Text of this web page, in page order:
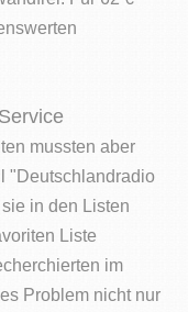
mussten aber
"Deutschlandradio
in den Listen
Liste
im
Problem nicht nur